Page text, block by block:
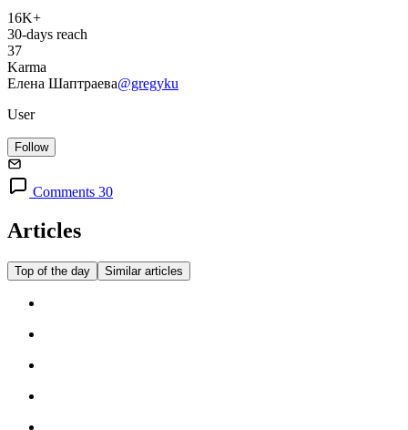
16K+
30-days reach
37
Karma
Елена Шаптраева@gregyku
User
Follow
Comments 30
Articles
Top of the day Similar articles